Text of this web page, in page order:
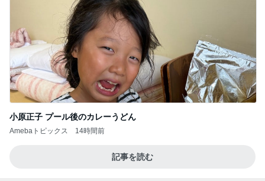
小原正子 プール後のカレーうどん
Amebaトピックス 14時間前
記事を読む